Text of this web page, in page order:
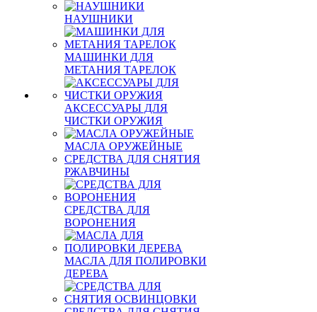
НАУШНИКИ
МАШИНКИ ДЛЯ
МЕТАНИЯ ТАРЕЛОК
АКСЕССУАРЫ ДЛЯ
ЧИСТКИ ОРУЖИЯ
МАСЛА ОРУЖЕЙНЫЕ
СРЕДСТВА ДЛЯ СНЯТИЯ
РЖАВЧИНЫ
СРЕДСТВА ДЛЯ
ВОРОНЕНИЯ
МАСЛА ДЛЯ ПОЛИРОВКИ
ДЕРЕВА